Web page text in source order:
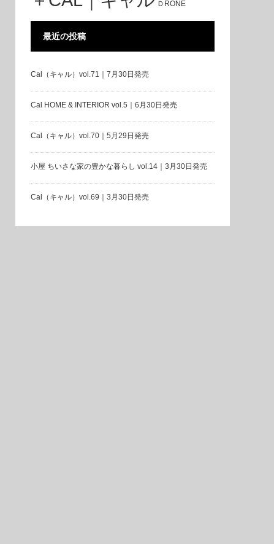
ＤRONE
最近の投稿
Cal（キャル）vol.71｜7月30日発売
Cal HOME & INTERIOR vol.5｜6月30日発売
Cal（キャル）vol.70｜5月29日発売
小屋 ちいさな家の豊かな暮らし vol.14｜3月30日発売
Cal（キャル）vol.69｜3月30日発売